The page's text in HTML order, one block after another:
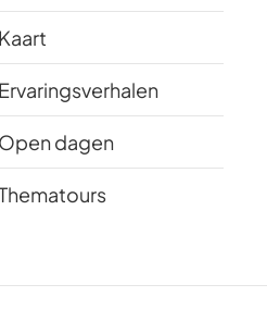
Kaart
Ervaringsverhalen
Open dagen